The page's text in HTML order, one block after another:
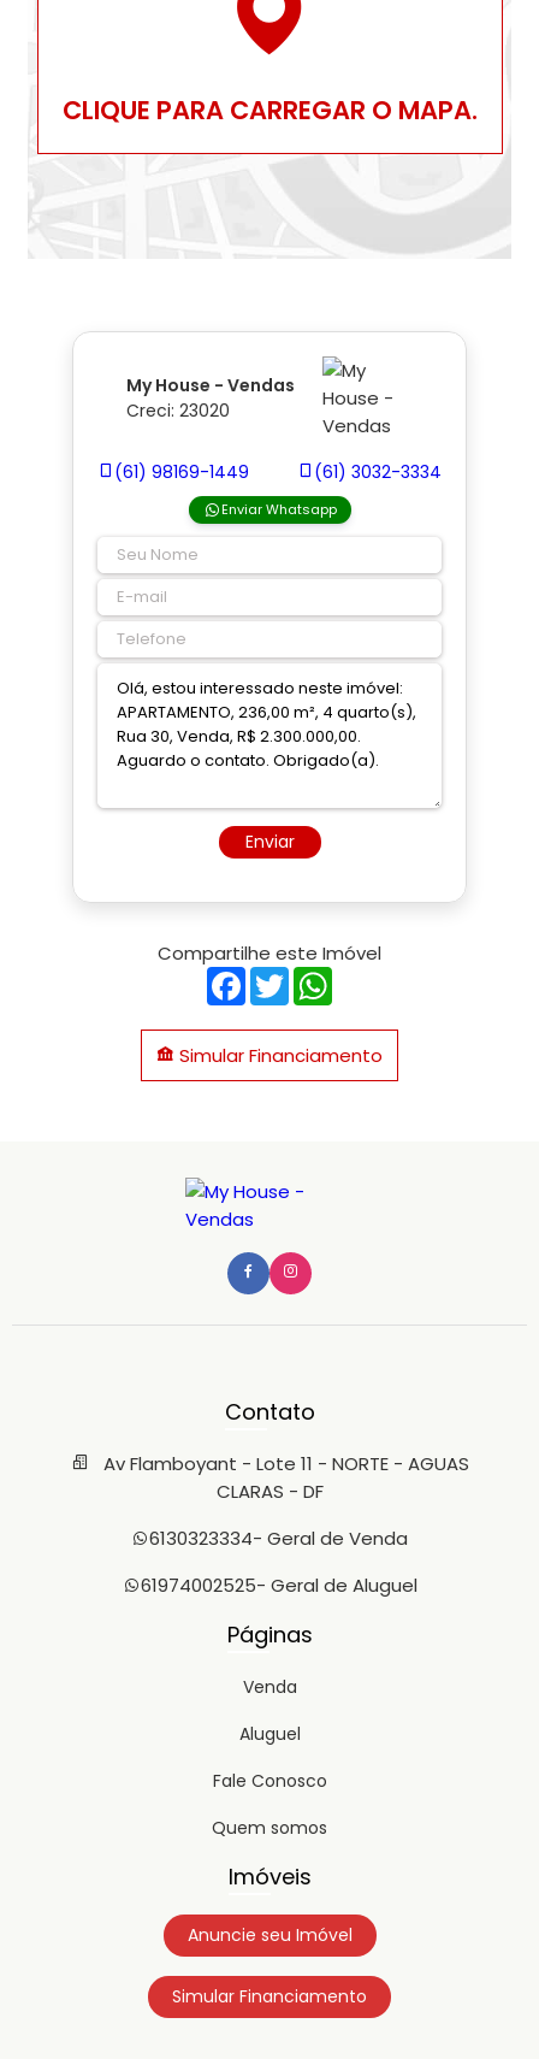
CLIQUE PARA CARREGAR O MAPA.
My House - Vendas
Creci: 23020
(61) 98169-1449 (61) 3032-3334
Enviar Whatsapp
Enviar
Compartilhe este Imóvel
Facebook
Twitter
Simular Financiamento
Contato
Av Flamboyant - Lote 11 - NORTE - AGUAS
CLARAS - DF
6130323334- Geral de Venda
61974002525- Geral de Aluguel
Páginas
Venda
Aluguel
Fale Conosco
Quem somos
Imóveis
Anuncie seu Imóvel
Simular Financiamento